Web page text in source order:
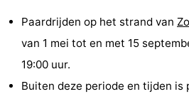
Uitkijkpunten
Attracties
Paardrijden op het strand van
van 1 mei tot en met 15
19:00 uur.
Buiten deze periode en tijden is